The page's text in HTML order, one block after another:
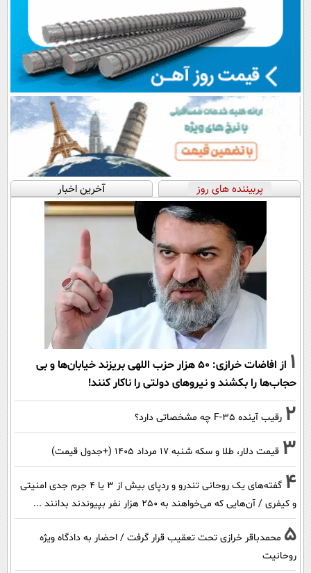
پربیننده های روز آخرین اخبار
1
از افاضات خرازی: ۵۰ هزار حزب اللهی بریزند خیابان‌ها و بی
حجاب‌ها را بکشند و نیرو‌های دولتی را ناکار کنند!
2 رقیب آینده F-35 چه مشخصاتی دارد؟
3 قیمت دلار، طلا و سکه شنبه ۱۷ مرداد ۱۴۰۵ (+جدول قیمت)
4
گفته‌های یک روحانی تندرو و ردپای بیش از ۳ یا ۴ جرم جدی امنیتی
و کیفری / آن‌هایی که می‌خواهند به ۲۵۰ هزار نفر بپیوندند بدانند ...
5 محمدباقر خرازی تحت تعقیب قرار گرفت / احضار به دادگاه ویژه
روحانیت